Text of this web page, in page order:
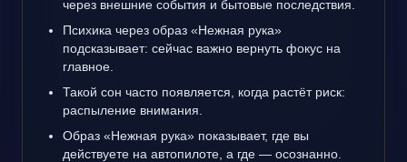
через внешние события и бытовые последствия.
Психика через образ «Нежная рука»
подсказывает: сейчас важно вернуть фокус на
главное.
Такой сон часто появляется, когда растёт риск:
распыление внимания.
Образ «Нежная рука» показывает, где вы
действуете на автопилоте, а где — осознанно.